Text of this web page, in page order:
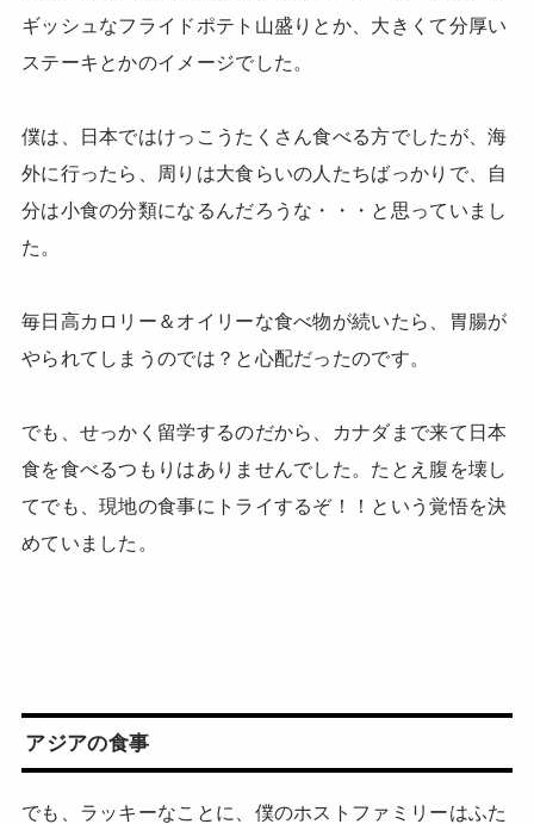
ギッシュなフライドポテト山盛りとか、大きくて分厚い
ステーキとかのイメージでした。
僕は、日本ではけっこうたくさん食べる方でしたが、海
外に行ったら、周りは大食らいの人たちばっかりで、自
分は小食の分類になるんだろうな・・・と思っていまし
た。
毎日高カロリー＆オイリーな食べ物が続いたら、胃腸が
やられてしまうのでは？と心配だったのです。
でも、せっかく留学するのだから、カナダまで来て日本
食を食べるつもりはありませんでした。たとえ腹を壊し
てでも、現地の食事にトライするぞ！！という覚悟を決
めていました。
アジアの食事
でも、ラッキーなことに、僕のホストファミリーはふた